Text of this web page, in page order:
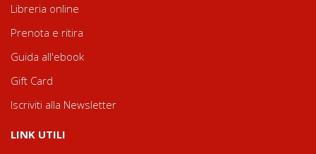
Libreria online
Prenota e ritira
Guida all'ebook
Gift Card
Iscriviti alla Newsletter
LINK UTILI